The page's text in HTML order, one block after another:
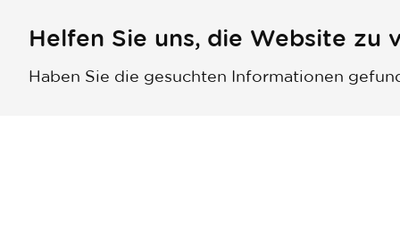
Helfen Sie uns, die Website zu
Haben Sie die gesuchten Informationen